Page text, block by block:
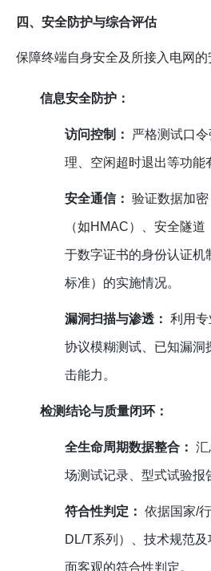
四、安全防护与综合评估
保障终端自身安全及所接入电网的
信息安全防护：
访问控制： 严格测试口
理、空闲超时退出等功能
安全通信： 验证数据加
（如HMAC）、安全隧
于数字证书的身份认证机
标准）的实施情况。
漏洞扫描与渗透： 利用专
协议模糊测试、已知漏洞
击能力。
检测结论与质量闭环：
全生命周期数据整合： 汇
场测试记录、型式试验报
符合性判定： 依据国家/
DL/T系列）、技术规范
面客观的符合性判定。